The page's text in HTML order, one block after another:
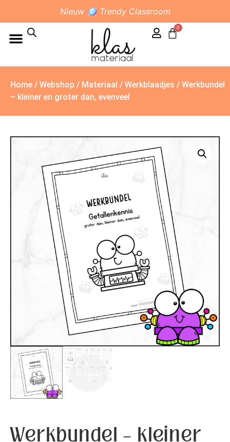
Nieuw 🪩 Trendy Classroom
0
Home / Webshop / Materiaal / Werkblaadjes / Werkbundel
– kleiner en groter dan, evenveel
Werkbundel – kleiner